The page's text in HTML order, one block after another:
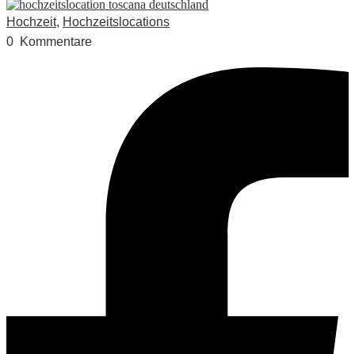
Hochzeit, Hochzeitslocations
0 Kommentare